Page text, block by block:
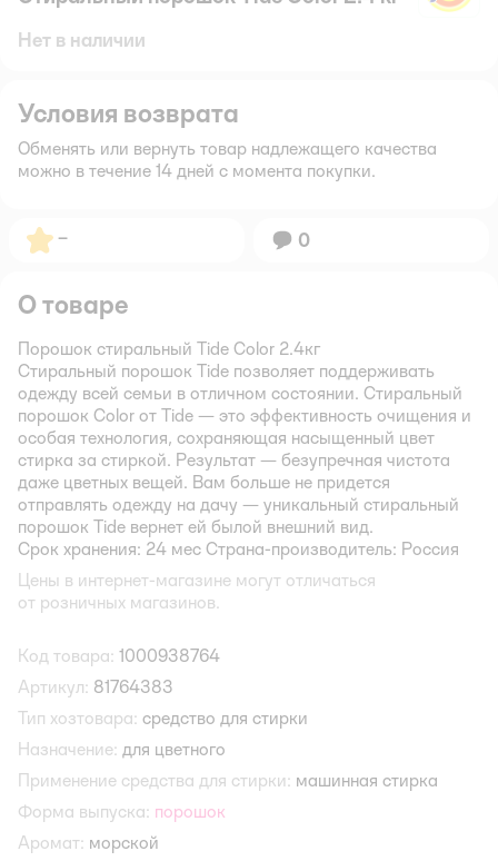
Нет в наличии
Условия возврата
Обменять или вернуть товар надлежащего качества
можно в течение 14 дней с момента покупки.
Рейтинг:
– Вопросов:
0
О товаре
Порошок стиральный Tide Color 2.4кг
Стиральный порошок Tide позволяет поддерживать
одежду всей семьи в отличном состоянии. Стиральный
порошок Color от Tide — это эффективность очищения и
особая технология, сохраняющая насыщенный цвет
стирка за стиркой. Результат — безупречная чистота
даже цветных вещей. Вам больше не придется
отправлять одежду на дачу — уникальный стиральный
порошок Tide вернет ей былой внешний вид.
Срок хранения: 24 мес Страна-производитель: Россия
Цены в интернет-магазине могут отличаться
от розничных магазинов.
Код товара: 1000938764
Артикул: 81764383
Тип хозтовара: средство для стирки
Назначение: для цветного
Применение средства для стирки: машинная стирка
Форма выпуска: порошок
Аромат: морской